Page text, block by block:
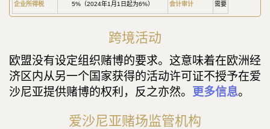
企业所得税 5%（2024年1月1日起为6%） 会计审计 需要
跨境活动
欧盟没有设定组织赌博的要求。这意味着在欧洲经
济区内从另一个国家获得的活动许可证不授予在爱
沙尼亚提供赌博的权利，反之亦然。
更多信息。
爱沙尼亚赌场监管机构